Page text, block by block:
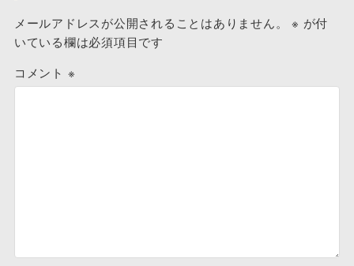
メールアドレスが公開されることはありません。 ※ が付
いている欄は必須項目です
コメント ※